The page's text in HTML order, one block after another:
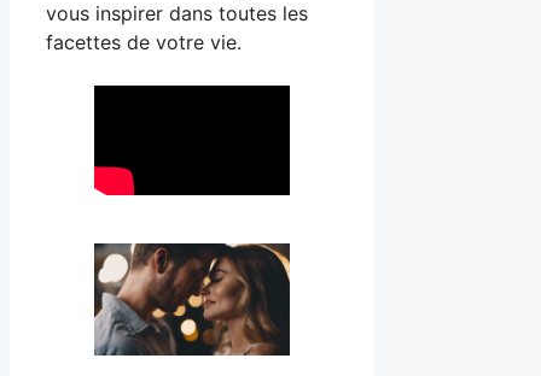
vous inspirer dans toutes les
facettes de votre vie.